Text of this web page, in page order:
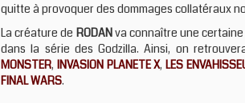
quitte à provoquer des dommages collatéraux
La créature de RODANva connaître une
dans la série des Godzilla. Ainsi, on
MONSTER, INVASION PLANETE X, LES
FINAL WARS.